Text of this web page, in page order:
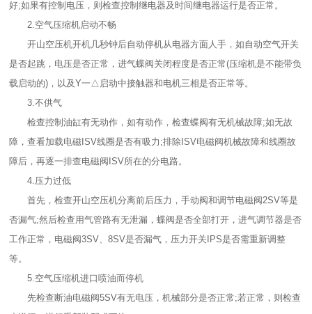
好;如果有控制电压，则检查控制继电器及时间继电器运行是否正常。
2.空气压缩机启动不畅
开山空压机开机几秒钟后自动停机从电器方面人手，如自动空气开关
是否起跳，电压是否正常，进气蝶阀关闭程度是否正常(压缩机是不能带负
载启动的)，以及Y一△启动中接触器和电机三相是否正常等。
3.不供气
检查控制油缸有无动作，如有动作，检查蝶阀有无机械故障;如无故
障，查看加载电磁ISV线圈是否有吸力;排除ISV电磁阀机械故障和线圈故
障后，再逐一排查电磁阀ISV所在的分电路。
4.压力过低
首先，检查开山空压机分离前后压力，手动阀和调节电磁阀2SV等是
否漏气;然后检查用气管路有无泄漏，蝶阀是否全部打开，进气调节器是否
工作正常，电磁阀3SV、8SV是否漏气，压力开关IPS是否需重新调整
等。
5.空气压缩机进口喷油而停机
先检查断油电磁阀5SV有无电压，机械部分是否正常;若正常，则检查